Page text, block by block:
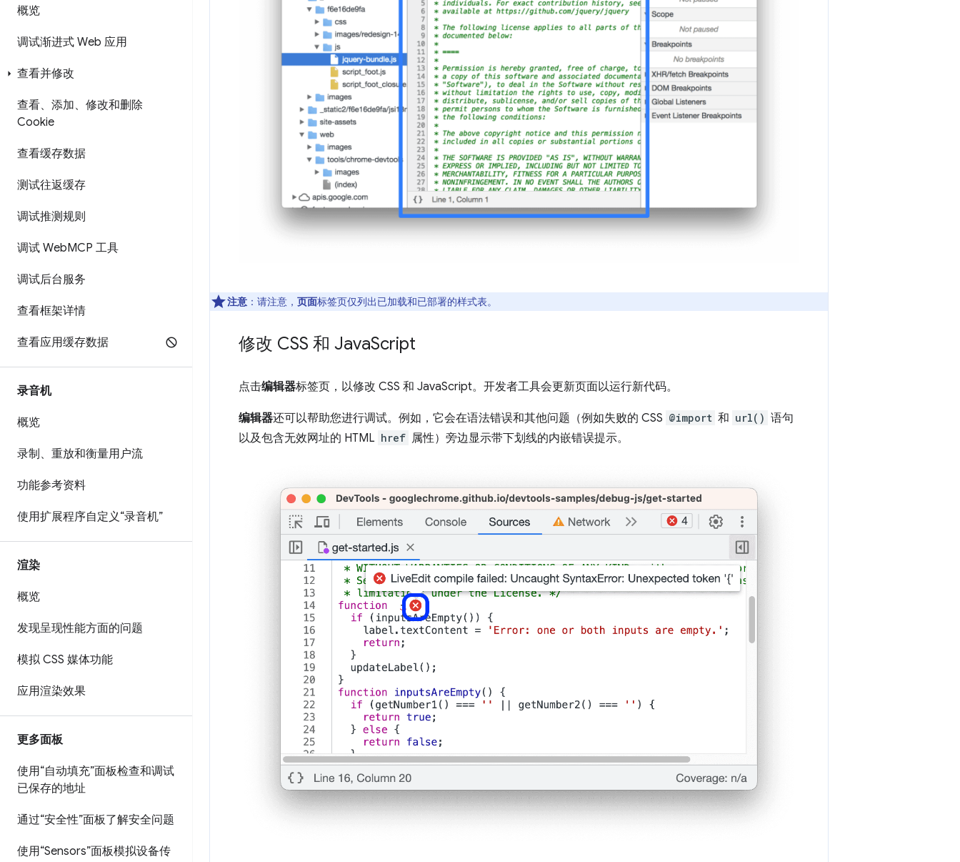
概览
调试渐进式 Web 应用
查看并修改
查看、添加、修改和删除
Cookie
查看缓存数据
测试往返缓存
调试推测规则
调试 WebMCP 工具
调试后台服务
查看框架详情
查看应用缓存数据
录音机
概览
录制、重放和衡量用户流
功能参考资料
使用扩展程序自定义“录音机”
渲染
概览
发现呈现性能方面的问题
模拟 CSS 媒体功能
应用渲染效果
更多面板
使用“自动填充”面板检查和调试
已保存的地址
通过“安全性”面板了解安全问题
使用“Sensors”面板模拟设备传
注意 ：请注意， 页面标签页仅列出已加载和已部署的样式表。
修改 CSS 和 JavaScript
点击编辑器标签页，以修改 CSS 和 JavaScript。开发者工具会更新页面以运行新代码。
编辑器还可以帮助您进行调试。例如，它会在语法错误和其他问题（例如失败的 CSS @import 和 url() 语句
以及包含无效网址的 HTML href 属性）旁边显示带下划线的内嵌错误提示。